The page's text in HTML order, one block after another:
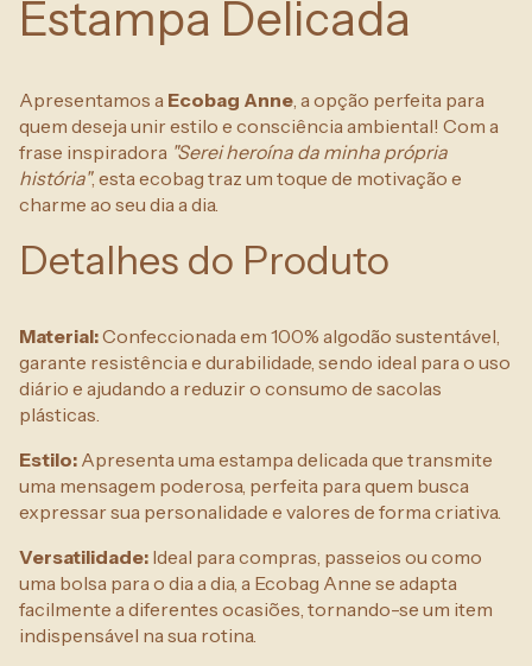
Estampa Delicada
Apresentamos a Ecobag Anne, a opção perfeita para
quem deseja unir estilo e consciência ambiental! Com a
frase inspiradora "Serei heroína da minha própria
história", esta ecobag traz um toque de motivação e
charme ao seu dia a dia.
Detalhes do Produto
Material:Confeccionada em 100% algodão sustentável,
garante resistência e durabilidade, sendo ideal para o uso
diário e ajudando a reduzir o consumo de sacolas
plásticas.
Estilo: Apresenta uma estampa delicada que transmite
uma mensagem poderosa, perfeita para quem busca
expressar sua personalidade e valores de forma criativa.
Versatilidade: Ideal para compras, passeios ou como
uma bolsa para o dia a dia, a Ecobag Anne se adapta
facilmente a diferentes ocasiões, tornando-se um item
indispensável na sua rotina.